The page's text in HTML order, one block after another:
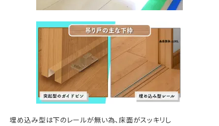
埋め込み型は下のレールが無い為、床面がスッキリし